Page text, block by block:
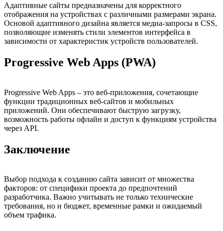
Адаптивные сайты предназначены для корректного
отображения на устройствах с различными размерами экрана.
Основой адаптивного дизайна является медиа-запросы в CSS,
позволяющие изменять стили элементов интерфейса в
зависимости от характеристик устройств пользователей.
Progressive Web Apps (PWA)
Progressive Web Apps – это веб-приложения, сочетающие
функции традиционных веб-сайтов и мобильных
приложений. Они обеспечивают быструю загрузку,
возможность работы офлайн и доступ к функциям устройства
через API.
Заключение
Выбор подхода к созданию сайта зависит от множества
факторов: от специфики проекта до предпочтений
разработчика. Важно учитывать не только технические
требования, но и бюджет, временные рамки и ожидаемый
объем трафика.